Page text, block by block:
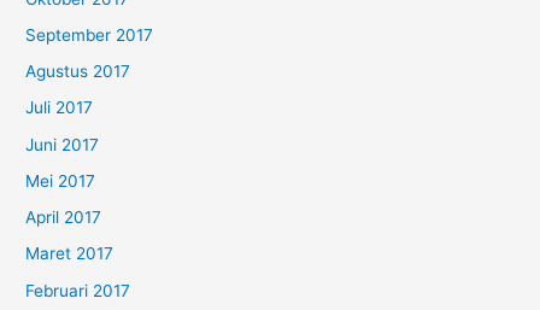
September 2017
Agustus 2017
Juli 2017
Juni 2017
Mei 2017
April 2017
Maret 2017
Februari 2017